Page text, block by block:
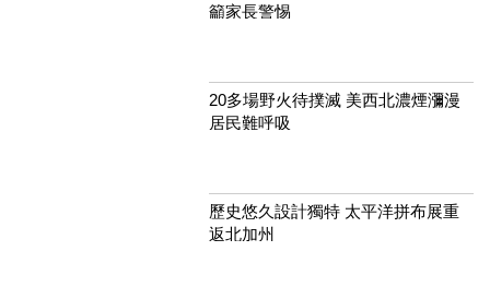
籲家長警惕
20多場野火待撲滅 美西北濃煙瀰漫
居民難呼吸
歷史悠久設計獨特 太平洋拼布展重
返北加州